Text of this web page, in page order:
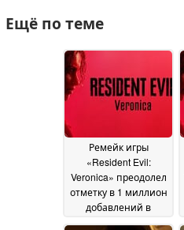
Ещё по теме
Ремейк игры
«Resident Evil:
Veronica» преодолел
отметку в 1 миллион
добавлений в
списки желаний22